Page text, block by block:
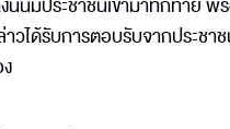
วได้รับการตอบรับจากประชา